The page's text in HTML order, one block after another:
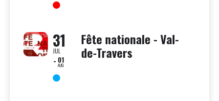
31
JUL
01
AUG
Fête nationale - Val-
de-Travers